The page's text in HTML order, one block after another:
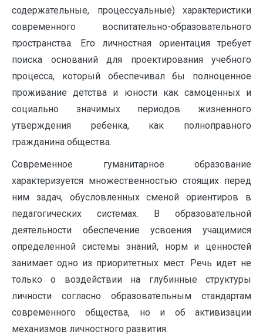
содержательные, процессуальные) характеристики
современного воспитательно-образовательного
пространства. Его личностная ориентация требует
поиска оснований для проектирования учебного
процесса, который обеспечивал бы полноценное
проживание детства и юности как самоценных и
социально значимых периодов жизненного
утверждения ребенка, как полноправного
гражданина общества.
Современное гуманитарное образование
характеризуется множественностью стоящих перед
ним задач, обусловленных сменой ориентиров в
педагогических системах. В образовательной
деятельности обеспечение усвоения учащимися
определенной системы знаний, норм и ценностей
занимает одно из приоритетных мест. Речь идет не
только о воздействии на глубинные структуры
личности согласно образовательным стандартам
современного общества, но и об активизации
механизмов личностного развития.